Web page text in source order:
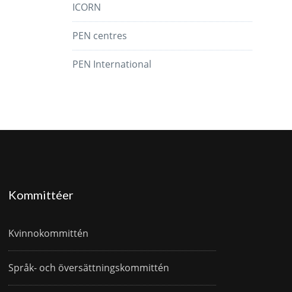
ICORN
PEN centres
PEN International
Kommittéer
Kvinnokommittén
Språk- och översättningskommittén